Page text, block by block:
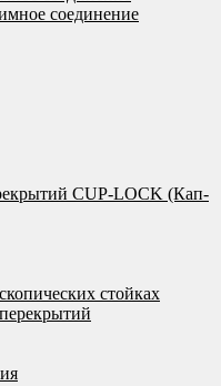
соединение
CUP-LOCK (Кап-
стойках